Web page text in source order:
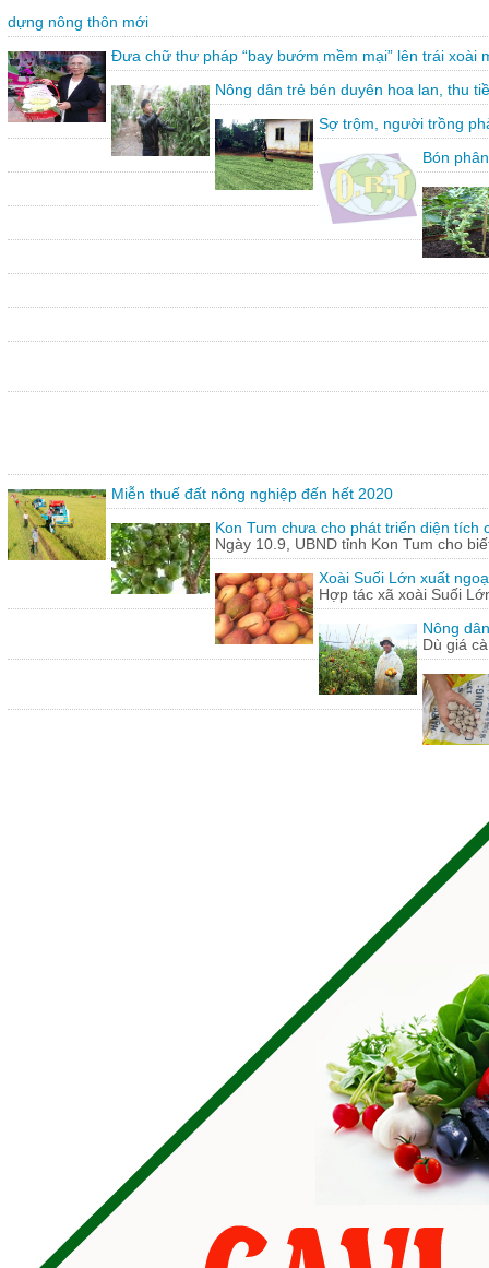
dựng nông thôn mới
Đưa chữ thư pháp “bay bướm mềm mại” lên trái xoài
Nông dân trẻ bén duyên hoa lan, thu
Sợ trộm, người trồng
Bón
Miễn thuế đất nông nghiệp đến hết 2020
Kon Tum chưa cho phát triển diện tích
Ngày 10.9, UBND tỉnh Kon Tum cho
Xoài Suối Lớn xuất
Hợp tác xã xoài Suối
Nông
Dù giá